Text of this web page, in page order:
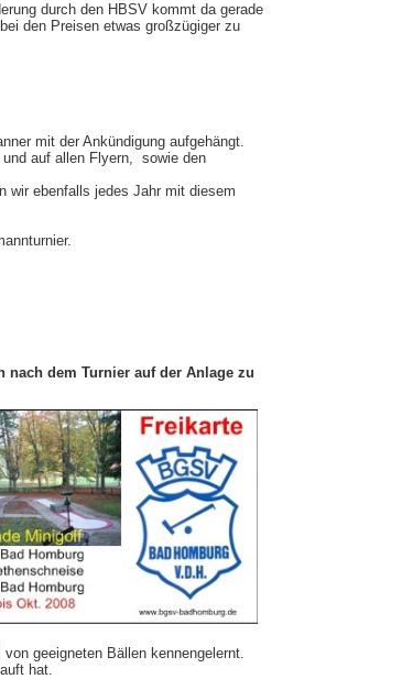
durch den HBSV kommt da gerade
den Preisen etwas großzügiger zu
mit der Ankündigung aufgehängt.
auf allen Flyern, sowie den
wir ebenfalls jedes Jahr mit diesem
dem Turnier auf der Anlage zu
geeigneten Bällen kennengelernt.
hat.